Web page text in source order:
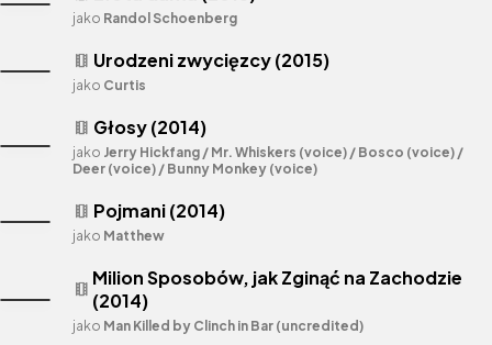
theaters Głosy (2014)
jako Jerry Hickfang / Mr. Whiskers (voice) / Bosco (voice) /
Deer (voice) / Bunny Monkey (voice)
theaters Pojmani (2014)
jako Matthew
jako Randol Schoenberg
theaters Urodzeni zwycięzcy (2015)
jako Curtis
theaters Milion Sposobów, jak Zginąć na Zachodzie
(2014)
jako Man Killed by Clinch in Bar (uncredited)